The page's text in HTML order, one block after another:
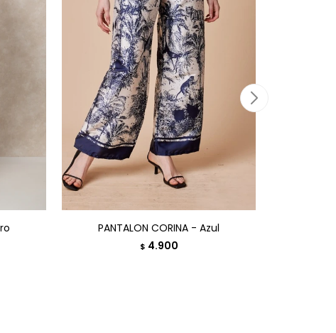
PANTALON CORINA - Azul
$ 4.900